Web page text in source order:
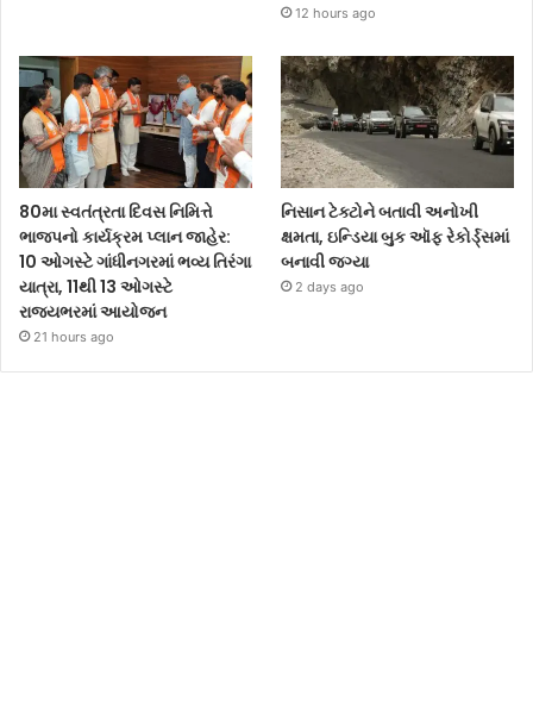
12 hours ago
80મા સ્વતંત્રતા દિવસ નિમિત્તે
ભાજપનો કાર્યક્રમ પ્લાન જાહેર:
10 ઓગસ્ટે ગાંધીનગરમાં ભવ્ય તિરંગા
યાત્રા, 11થી 13 ઓગસ્ટે
રાજ્યભરમાં આયોજન
21 hours ago
નિસાન ટેક્ટોને બતાવી અનોખી
ક્ષમતા, ઇન્ડિયા બુક ઑફ રેકોર્ડ્સમાં
બનાવી જગ્યા
2 days ago